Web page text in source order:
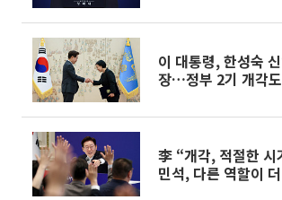
이 대통령, 한성숙
장…정부 2기 개각
李 “개각, 적절한
민석, 다른 역할이